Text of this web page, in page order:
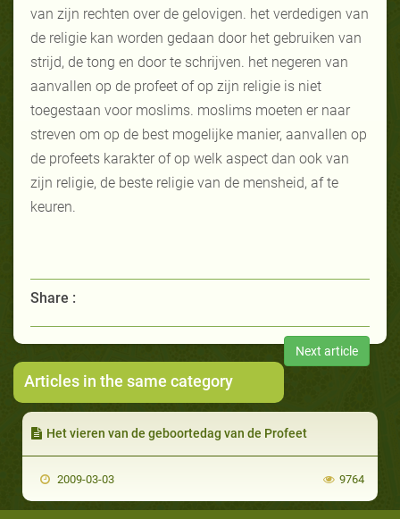
van zijn rechten over de gelovigen. het verdedigen van
de religie kan worden gedaan door het gebruiken van
strijd, de tong en door te schrijven. het negeren van
aanvallen op de profeet of op zijn religie is niet
toegestaan voor moslims. moslims moeten er naar
streven om op de best mogelijke manier, aanvallen op
de profeets karakter of op welk aspect dan ook van
zijn religie, de beste religie van de mensheid, af te
keuren.
Share :
Next article
Articles in the same category
Het vieren van de geboortedag van de Profeet
2009-03-03 9764